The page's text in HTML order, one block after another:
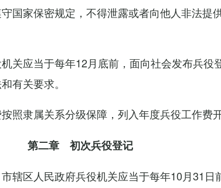
国家保密规定，不得泄露或者向他人非法提
关应当于每年12月底前，面向社会发布兵役
有关要求。
照隶属关系分级保障，列入年度兵役工作费开
第二章 初次兵役登记
辖区人民政府兵役机关应当于每年10月31日